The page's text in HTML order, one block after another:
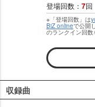
登場回数： 7回
※「登場回数」は
BiZ onlineで公開
のランクイン回数
収録曲